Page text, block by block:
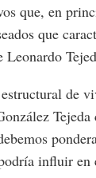
que, en
que
Leonardo
de
Tejeda
influir en